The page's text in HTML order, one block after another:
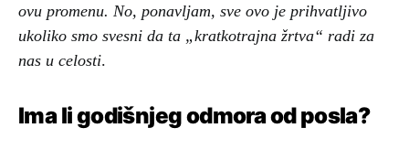
ovu promenu. No, ponavljam, sve ovo je prihvatljivo
ukoliko smo svesni da ta „kratkotrajna žrtva“ radi za
nas u celosti.
Ima li godišnjeg odmora od posla?